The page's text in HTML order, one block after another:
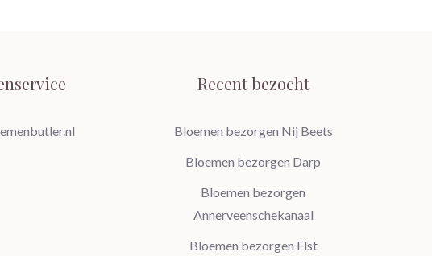
Recent bezocht
Bloemen bezorgen Nij Beets
Bloemen bezorgen Darp
Bloemen bezorgen
Annerveenschekanaal
Bloemen bezorgen Elst